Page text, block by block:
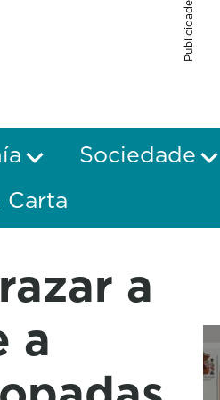
Publicidade
Sociedade
Carta
a
a